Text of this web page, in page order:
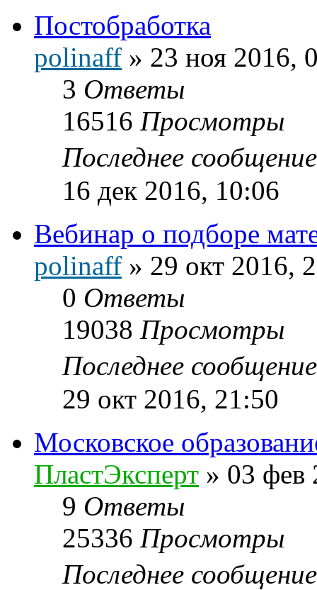
Постобработка
polinaff » 23 ноя 2016,
3 Ответы
16516 Просмотры
Последнее
16 дек 2016, 10:06
Вебинар о подборе
polinaff » 29 окт 2016,
0 Ответы
19038 Просмотры
Последнее
29 окт 2016, 21:50
Московское
ПластЭксперт » 03 фев
9 Ответы
25336 Просмотры
Последнее